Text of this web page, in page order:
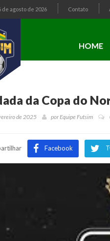
agosto de 2026 Contato
HOME
da Copa do
de 2025 porEquipe Futsim
Facebook